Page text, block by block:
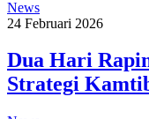
News
24 Februari 2026
Dua Hari
Strategi